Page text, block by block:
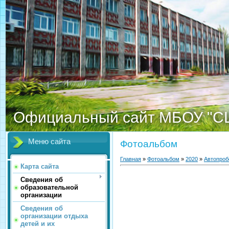
Официальный сайт МБОУ
Меню сайта
Карта сайта
Сведения об
образовательной
организации
Сведения об
организации отдыха
детей и их
Фотоальбом
Главная » Фотоальбом » 2020 »